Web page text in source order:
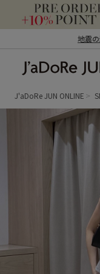
地震
ン オンライン）
J'aDoRe JUN ONLINE